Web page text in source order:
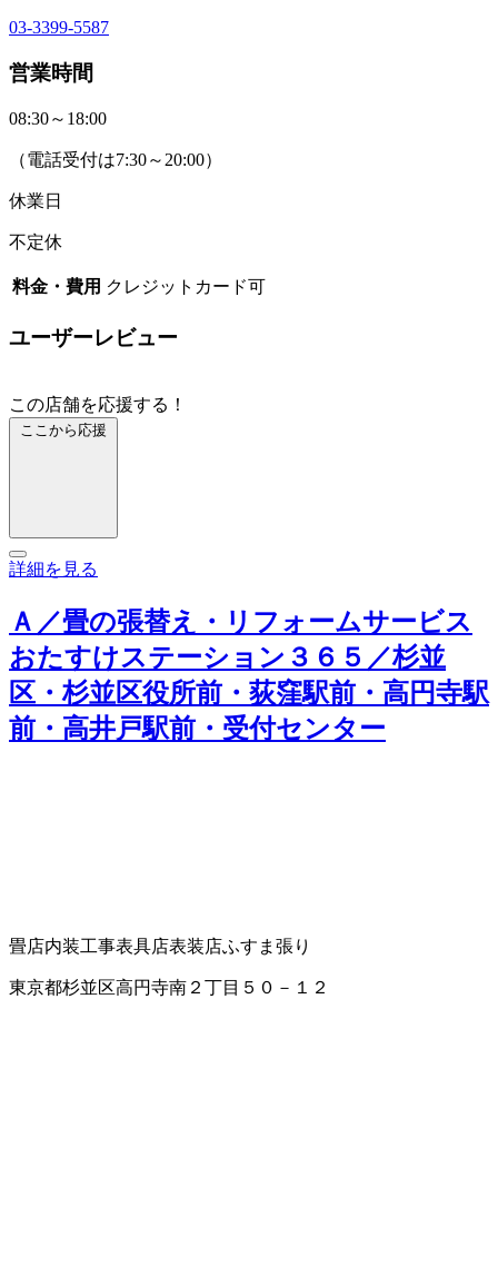
03-3399-5587
営業時間
08:30～18:00
（電話受付は7:30～20:00）
休業日
不定休
料金・費用 クレジットカード可
ユーザーレビュー
この店舗を応援する！
ここから応援
詳細を見る
Ａ／畳の張替え・リフォームサービス
おたすけステーション３６５／杉並
区・杉並区役所前・荻窪駅前・高円寺駅
前・高井戸駅前・受付センター
畳店内装工事表具店表装店ふすま張り
東京都杉並区高円寺南２丁目５０－１２